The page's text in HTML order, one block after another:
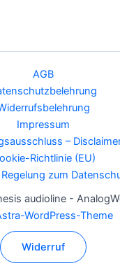
AGB
Impressum
–
Richtlinie (EU)
Regelung zum
audioline -
WordPress-Theme
Widerruf